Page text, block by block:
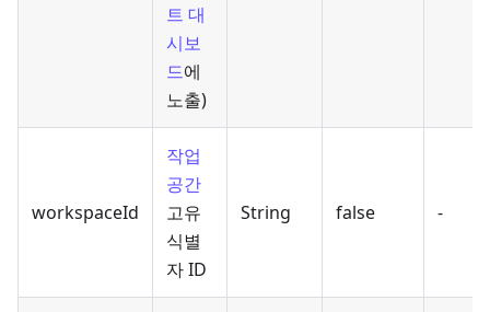
트 대
시보
드에
노출)
workspaceId
작업
공간
고유
식별
자 ID
String false -